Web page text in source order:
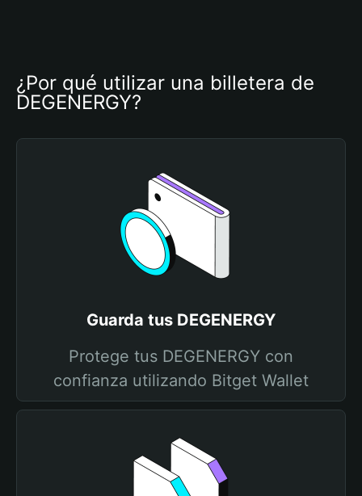
¿Por qué utilizar una billetera de
DEGENERGY?
Guarda tus DEGENERGY
Protege tus DEGENERGY con
confianza utilizando Bitget Wallet